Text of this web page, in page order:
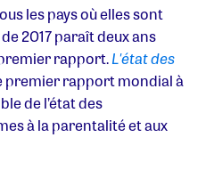
les pays où elles sont
2017 paraît deux ans
rapport.L'état des
premier rapport mondial à
de l’état des
à la parentalité et aux